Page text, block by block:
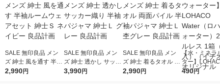
SALE 無印良品 メン
ズ 紳士 風を通す 半袖
ルームウェアセット
2,990円
SALE 無印良品 メン
ズ 紳士 透かし サッカ
ー織り 半袖パジャマ
3,990円
SALE 無印良品 メン
ズ 紳士 着るタオル 両
面パイル 半袖パジャ
2,990円
【水・ミネラ
ター】
r（ロハコウ
490円